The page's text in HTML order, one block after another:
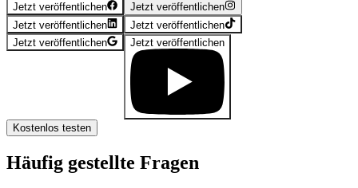
Jetzt veröffentlichen
Jetzt veröffentlichen
Jetzt veröffentlichen
Jetzt veröffentlichen
Jetzt veröffentlichen
Jetzt veröffentlichen
Kostenlos testen
Häufig gestellte Fragen